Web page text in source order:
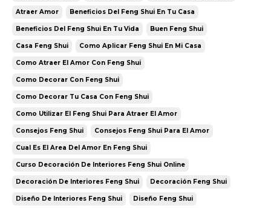
Atraer Amor Beneficios Del Feng Shui En Tu Casa
Beneficios Del Feng Shui En Tu Vida Buen Feng Shui
Casa Feng Shui Como Aplicar Feng Shui En Mi Casa
Como Atraer El Amor Con Feng Shui
Como Decorar Con Feng Shui
Como Decorar Tu Casa Con Feng Shui
Como Utilizar El Feng Shui Para Atraer El Amor
Consejos Feng Shui Consejos Feng Shui Para El Amor
Cual Es El Area Del Amor En Feng Shui
Curso Decoración De Interiores Feng Shui Online
Decoración De Interiores Feng Shui Decoración Feng Shui
Diseño De Interiores Feng Shui Diseño Feng Shui